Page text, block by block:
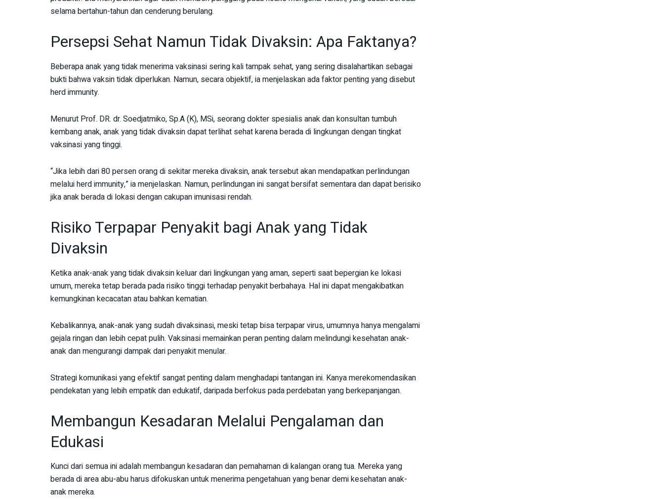
selama bertahun-tahun dan cenderung berulang.
Persepsi Sehat Namun Tidak Divaksin: Apa Faktanya?
Beberapa anak yang tidak menerima vaksinasi sering kali tampak sehat, yang sering disalahartikan sebagai
bukti bahwa vaksin tidak diperlukan. Namun, secara objektif, ia menjelaskan ada faktor penting yang disebut
herd immunity.
Menurut Prof. DR. dr. Soedjatmiko, Sp.A (K), MSi, seorang dokter spesialis anak dan konsultan tumbuh
kembang anak, anak yang tidak divaksin dapat terlihat sehat karena berada di lingkungan dengan tingkat
vaksinasi yang tinggi.
“Jika lebih dari 80 persen orang di sekitar mereka divaksin, anak tersebut akan mendapatkan perlindungan
melalui herd immunity,” ia menjelaskan. Namun, perlindungan ini sangat bersifat sementara dan dapat berisiko
jika anak berada di lokasi dengan cakupan imunisasi rendah.
Risiko Terpapar Penyakit bagi Anak yang Tidak
Divaksin
Ketika anak-anak yang tidak divaksin keluar dari lingkungan yang aman, seperti saat bepergian ke lokasi
umum, mereka tetap berada pada risiko tinggi terhadap penyakit berbahaya. Hal ini dapat mengakibatkan
kemungkinan kecacatan atau bahkan kematian.
Kebalikannya, anak-anak yang sudah divaksinasi, meski tetap bisa terpapar virus, umumnya hanya mengalami
gejala ringan dan lebih cepat pulih. Vaksinasi memainkan peran penting dalam melindungi kesehatan anak-
anak dan mengurangi dampak dari penyakit menular.
Strategi komunikasi yang efektif sangat penting dalam menghadapi tantangan ini. Kanya merekomendasikan
pendekatan yang lebih empatik dan edukatif, daripada berfokus pada perdebatan yang berkepanjangan.
Membangun Kesadaran Melalui Pengalaman dan
Edukasi
Kunci dari semua ini adalah membangun kesadaran dan pemahaman di kalangan orang tua. Mereka yang
berada di area abu-abu harus difokuskan untuk menerima pengetahuan yang benar demi kesehatan anak-
anak mereka.